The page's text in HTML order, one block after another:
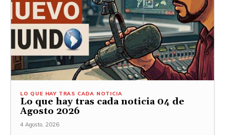
LO QUE HAY TRAS CADA NOTICIA
Lo que hay tras cada noticia 04 de
Agosto 2026
4 Agosto, 2026